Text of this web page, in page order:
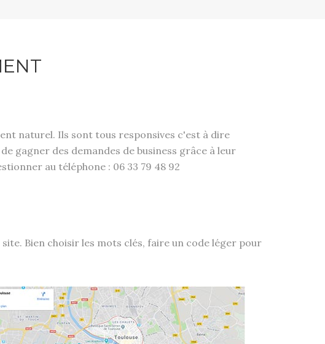
naturel. Ils sont tous responsives c'est à dire
gagner des demandes de business grâce à leur
au téléphone : 06 33 79 48 92
Bien choisir les mots clés, faire un code léger pour